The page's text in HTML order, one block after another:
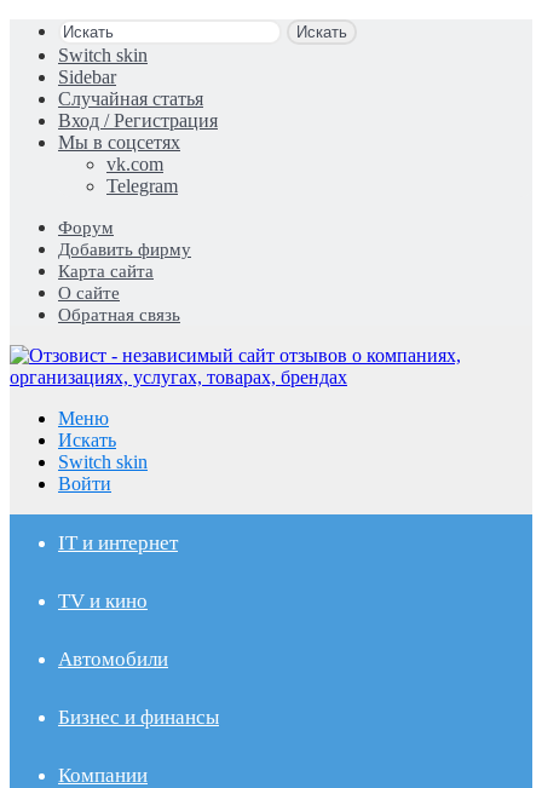
Искать
Switch skin
Sidebar
Случайная статья
Вход / Регистрация
Мы в соцсетях
vk.com
Telegram
Форум
Добавить фирму
Карта сайта
О сайте
Обратная связь
Меню
Искать
Switch skin
Войти
IT и интернет
TV и кино
Автомобили
Бизнес и финансы
Компании